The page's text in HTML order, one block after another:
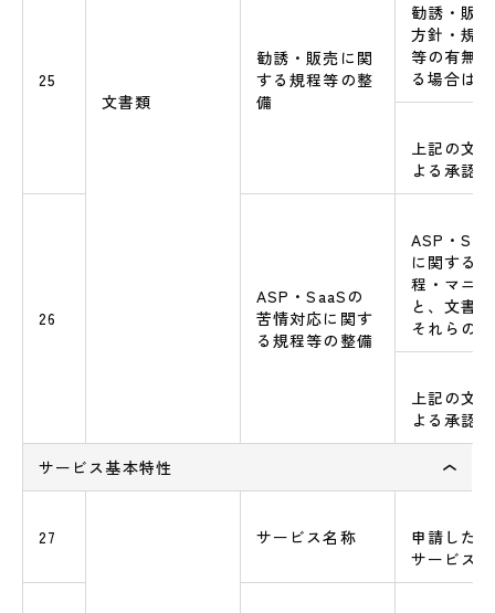
文書類
25
勧誘・販売に関
する規程等の整
備
勧誘・販
方針・規
等の有無
る場合は
上記の文
よる承認
26
ASP・SaaSの
苦情対応に関す
る規程等の整備
ASP・
に関する
程・マニ
と、文書
それらの
上記の文
よる承認
サービス基本特性
27 サービス名称
申請した
サービス